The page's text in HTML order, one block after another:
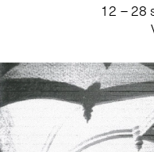
12 – 28